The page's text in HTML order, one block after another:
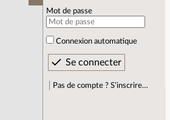
Mot de passe
Connexion automatique
Pas de compte ? S’inscrire…